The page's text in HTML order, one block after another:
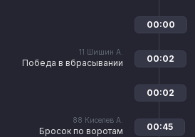
00:00
11 Шишин А.
Победа в вбрасывании 00:02
00:02
88 Киселев А.
Бросок по воротам 00:45